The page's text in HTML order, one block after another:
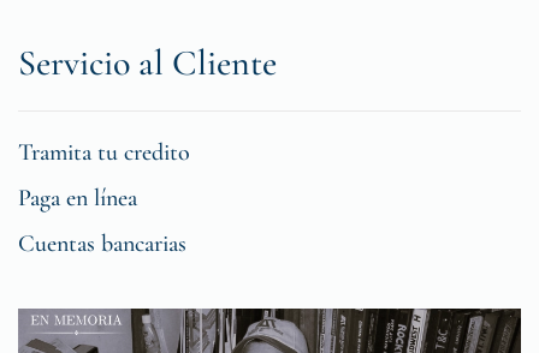
Servicio al Cliente
Tramita tu credito
Paga en línea
Cuentas bancarias